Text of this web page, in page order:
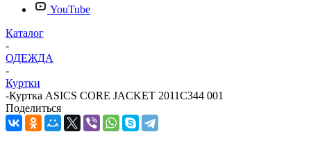
YouTube
Каталог
-
ОДЕЖДА
-
Куртки
-Куртка ASICS CORE JACKET 2011C344 001
Поделиться